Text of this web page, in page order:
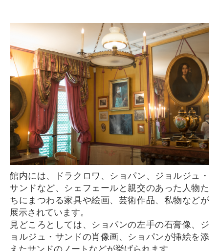
館内には、ドラクロワ、ショパン、ジョルジュ・
サンドなど、シェフェールと親交のあった人物た
ちにまつわる家具や絵画、芸術作品、私物などが
展示されています。
見どころとしては、ショパンの左手の石膏像、ジ
ョルジュ・サンドの肖像画、ショパンが挿絵を添